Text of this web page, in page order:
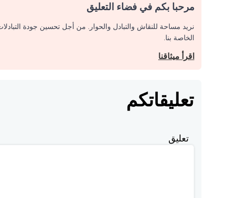
مرحبا بكم في فضاء التعليق
نريد مساحة للنقاش والتبادل والحوار. من أجل تحسين جودة
الخاصة بنا.
اقرأ ميثاقنا
تعليقاتكم
تعليق